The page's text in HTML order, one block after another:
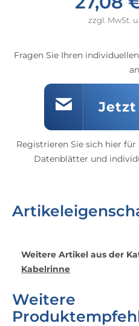
zzgl. MwSt.
Fragen Sie Ihren
Jetzt
Registrieren Sie sich hier für
Datenblätter und
Weitere Artikel aus der
Kabelrinne
Weitere